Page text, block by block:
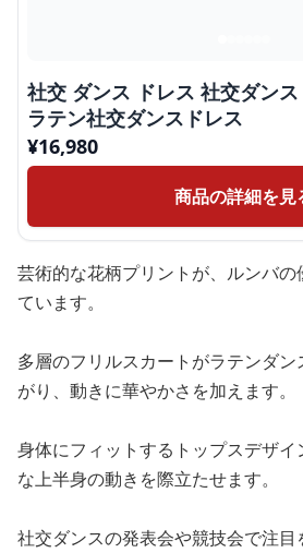
社交 ダンス ドレス 社交ダン
ラテン社交ダンスドレス
¥16,980
商品の詳細を見
芸術的な花柄プリントが、ルンバ
ています。
多層のフリルスカートがラテンダ
がり、動きに華やかさを加えます。
身体にフィットするトップスデザ
な上半身の動きを際立たせます。
社交ダンスの発表会や競技会で注